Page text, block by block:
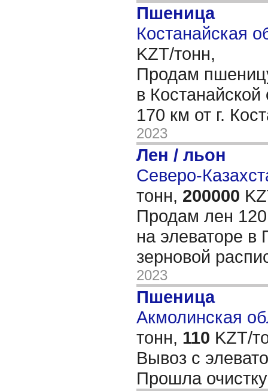
Пшеница
Костанайская
KZT/тонн,
Продам
в
170 км от г.
2023
Лен / льон
Северо-
тонн, 200000
Продам лен
на элеваторе в
зерновой
2023
Пшеница
Акмолинская
тонн, 110 KZT/
Вывоз с
Прошла